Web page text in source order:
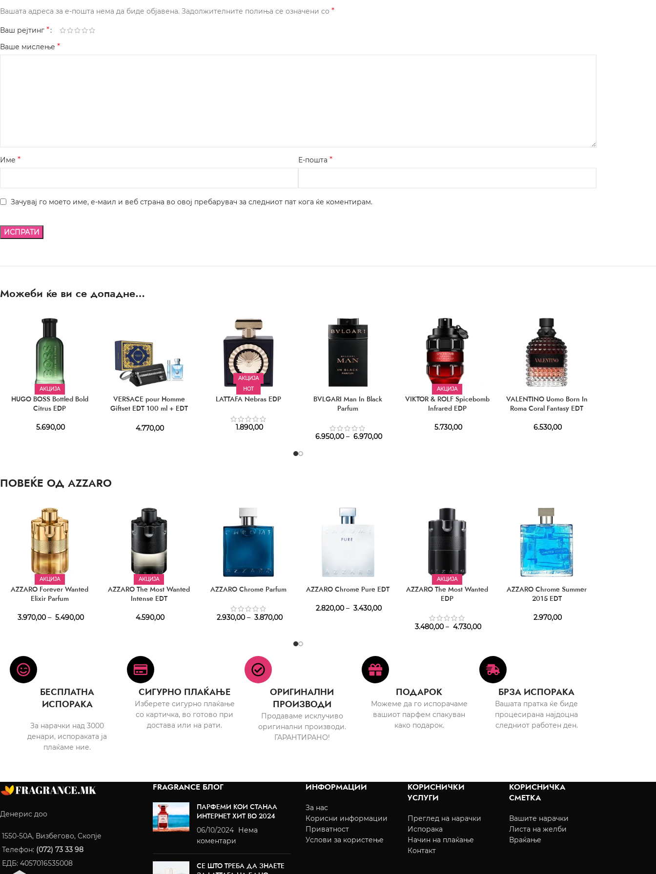
Вашата адреса за е-пошта нема да биде објавена. Задолжителните полиња се означени со *
Ваш рејтинг *
Ваше мислење *
Име * Е-пошта *
Зачувај го моето име, е-маил и веб страна во овој пребарувач за следниот пат кога ќе коментирам.
Можеби ќе ви се допадне…
АКЦИЈА
HUGO BOSS Bottled Bold
Citrus EDP
5.690,00
VERSACE pour Homme
Giftset EDT 100 ml + EDT
4.770,00
АКЦИЈА
HOT
LATTAFA Nebras EDP
1.890,00
BVLGARI Man In Black
Parfum
6.950,00 – 6.970,00
АКЦИЈА
VIKTOR & ROLF Spicebomb
Infrared EDP
5.730,00
VALENTINO Uomo Born In
Roma Coral Fantasy EDT
6.530,00
ПОВЕЌЕ ОД AZZARO
АКЦИЈА
AZZARO Forever Wanted
Elixir Parfum
3.970,00 – 5.490,00
АКЦИЈА
AZZARO The Most Wanted
Intense EDT
4.590,00
AZZARO Chrome Parfum
2.930,00 – 3.870,00
AZZARO Chrome Pure EDT
2.820,00 – 3.430,00
АКЦИЈА
AZZARO The Most Wanted
EDP
3.480,00 – 4.730,00
AZZARO Chrome Summer
2015 EDT
2.970,00
БЕСПЛАТНА
ИСПОРАКА
За нарачки над 3000
денари, испораката ја
плаќаме ние.
СИГУРНО ПЛАЌАЊЕ
Изберете сигурно плаќање
со картичка, во готово при
достава или на рати.
ОРИГИНАЛНИ
ПРОИЗВОДИ
Продаваме исклучиво
оригинални производи.
ГАРАНТИРАНО!
ПОДАРОК
Можеме да го испорачаме
вашиот парфем спакуван
како подарок.
БРЗА ИСПОРАКА
Вашата пратка ќе биде
процесирана најдоцна
следниот работен ден.
Денерис доо
1550-50A, Визбегово, Скопје
Телефон: (072) 73 33 98
ЕДБ: 4057016535008
FRAGRANCE БЛОГ
ПАРФЕМИ КОИ СТАНАА
ИНТЕРНЕТ ХИТ ВО 2024
06/10/2024 Нема
коментари
СЕ ШТО ТРЕБА ДА ЗНАЕТЕ
ИНФОРМАЦИИ
За нас
Корисни информации
Приватност
Услови за користење
КОРИСНИЧКИ
УСЛУГИ
Преглед на нарачки
Испорака
Начин на плаќање
Контакт
КОРИСНИЧКА
СМЕТКА
Вашите нарачки
Листа на желби
Враќање